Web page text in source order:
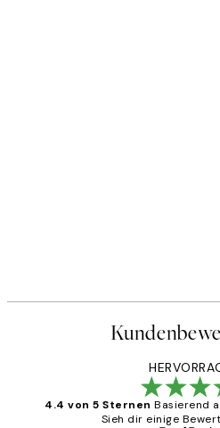
4.4 von 5 Sternen Basierend
Sieh dir einige